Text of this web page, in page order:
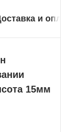
и
15мм